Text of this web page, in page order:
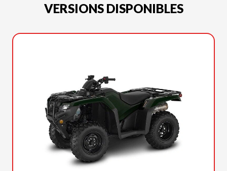
VERSIONS DISPONIBLES